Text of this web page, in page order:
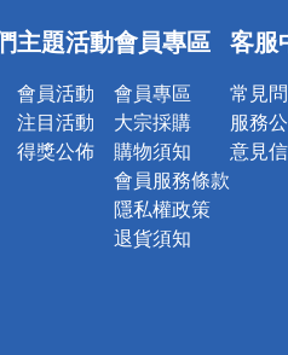
詐騙網頁！請
主題活動
會員活動
注目活動
得獎公佈
會員專區
會員專區
大宗採購
購物須知
會員服務條款
隱私權政策
退貨須知
客服
常見
服務
意見